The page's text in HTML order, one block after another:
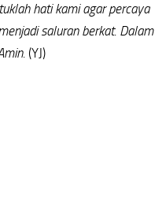
hati kami agar percaya
saluran berkat. Dalam
(YJ)